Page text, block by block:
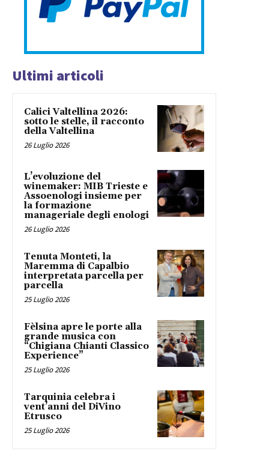
Ultimi articoli
Calici Valtellina 2026:
sotto le stelle, il racconto
della Valtellina
26 Luglio 2026
L’evoluzione del
winemaker: MIB Trieste e
Assoenologi insieme per
la formazione
manageriale degli enologi
26 Luglio 2026
Tenuta Monteti, la
Maremma di Capalbio
interpretata parcella per
parcella
25 Luglio 2026
Fèlsina apre le porte alla
grande musica con
“Chigiana Chianti Classico
Experience”
25 Luglio 2026
Tarquinia celebra i
vent’anni del DiVino
Etrusco
25 Luglio 2026